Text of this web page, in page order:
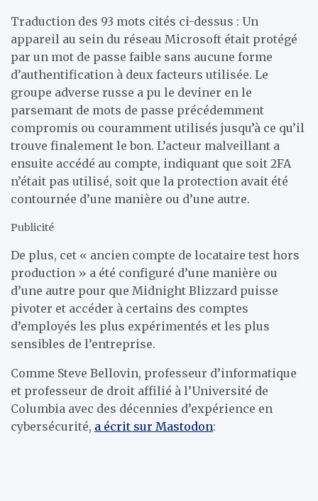
Traduction des 93 mots cités ci-dessus : Un
appareil au sein du réseau Microsoft était protégé
par un mot de passe faible sans aucune forme
d’authentification à deux facteurs utilisée. Le
groupe adverse russe a pu le deviner en le
parsemant de mots de passe précédemment
compromis ou couramment utilisés jusqu’à ce qu’il
trouve finalement le bon. L’acteur malveillant a
ensuite accédé au compte, indiquant que soit 2FA
n’était pas utilisé, soit que la protection avait été
contournée d’une manière ou d’une autre.
Publicité
De plus, cet « ancien compte de locataire test hors
production » a été configuré d’une manière ou
d’une autre pour que Midnight Blizzard puisse
pivoter et accéder à certains des comptes
d’employés les plus expérimentés et les plus
sensibles de l’entreprise.
Comme Steve Bellovin, professeur d’informatique
et professeur de droit affilié à l’Université de
Columbia avec des décennies d’expérience en
cybersécurité, a écrit sur Mastodon: